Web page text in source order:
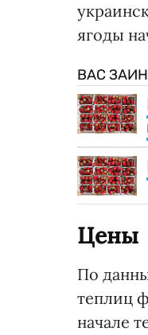
ягоды
ВАС
Цены
По
теплиц
начале